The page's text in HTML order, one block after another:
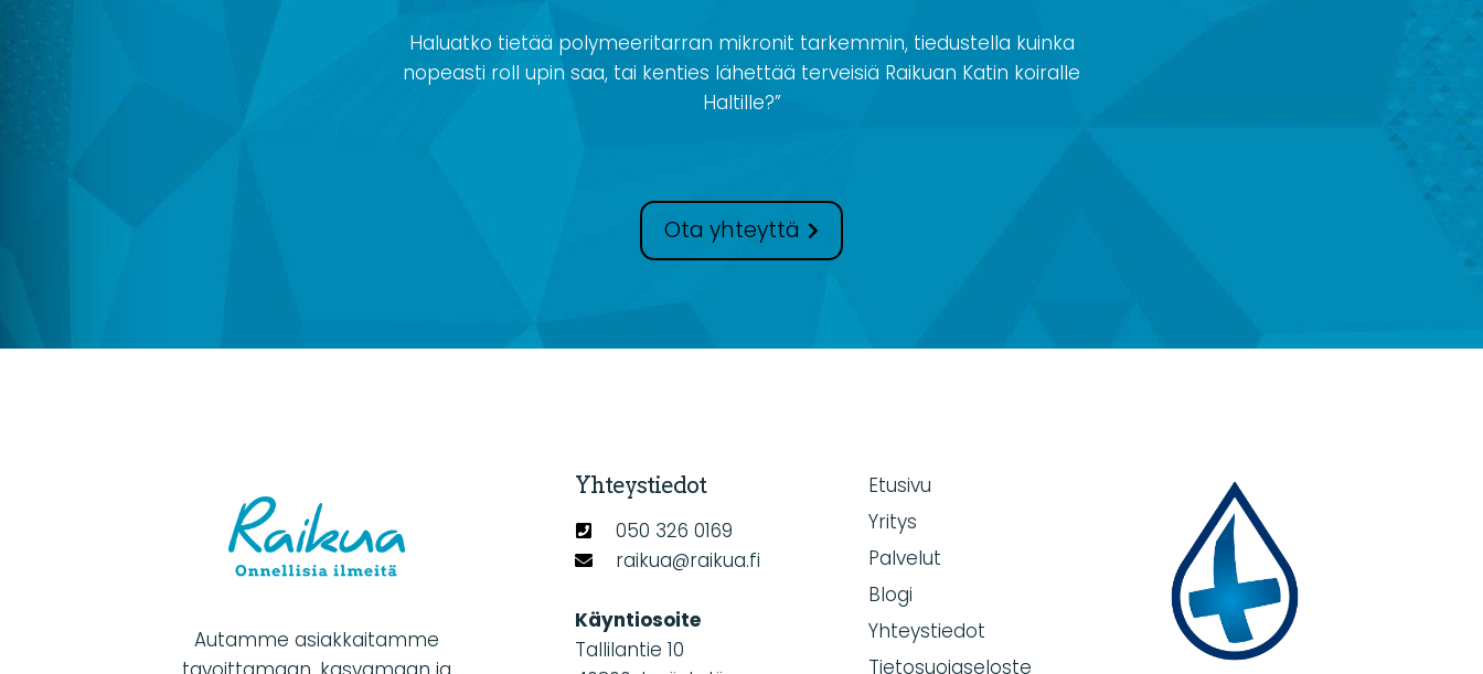
Haluatko tietää polymeeritarran mikronit tarkemmin, tiedustella kuinka
nopeasti roll upin saa, tai kenties lähettää terveisiä Raikuan Katin koiralle
Haltille?”
Ota yhteyttä
Autamme asiakkaitamme
Yhteystiedot
050 326 0169
raikua@raikua.fi
Käyntiosoite
Tallilantie 10
Etusivu
Yritys
Palvelut
Blogi
Yhteystiedot
Tietosuojaseloste